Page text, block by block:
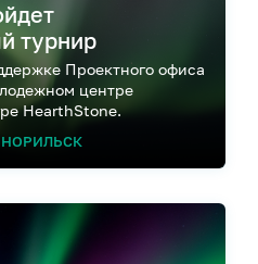
турнир
Проектного офиса
центре
HearthStone.
НОРИЛЬСК